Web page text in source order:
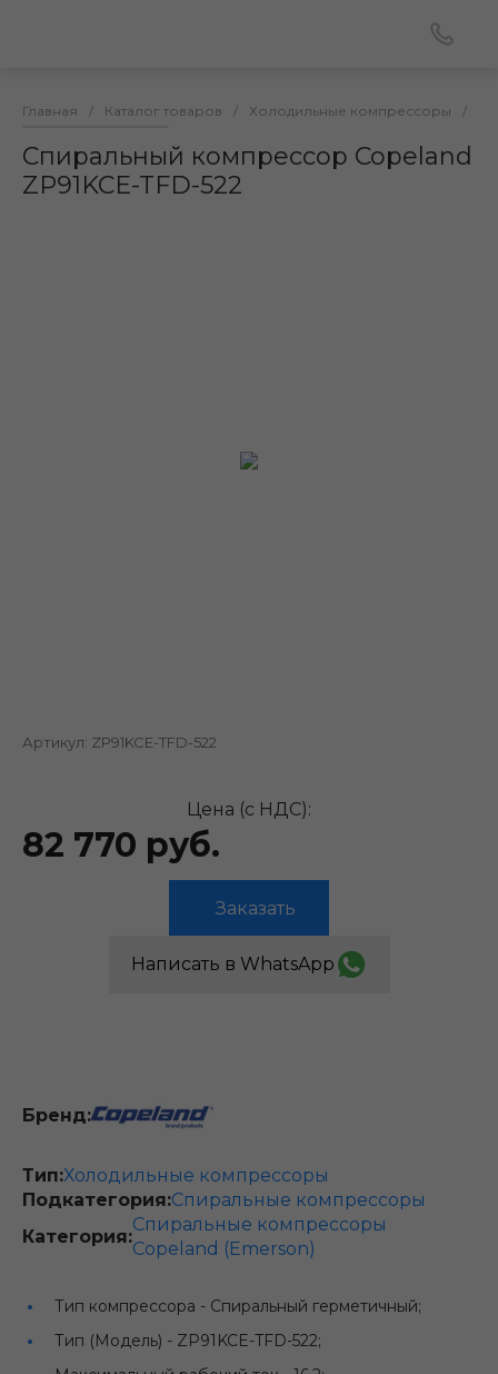
Главная / Каталог товаров / Холодильные компрессоры /
Спиральный компрессор Copeland
ZP91KCE-TFD-522
Артикул: ZP91KCE-TFD-522
Цена (с НДС):
82 770 руб.
Заказать
Написать в WhatsApp
Бренд:
Тип:Холодильные компрессоры
Подкатегория:Спиральные компрессоры
Категория:
Спиральные компрессоры
Copeland (Emerson)
Тип компрессора - Спиральный герметичный;
Тип (Модель) - ZP91KCE-TFD-522;